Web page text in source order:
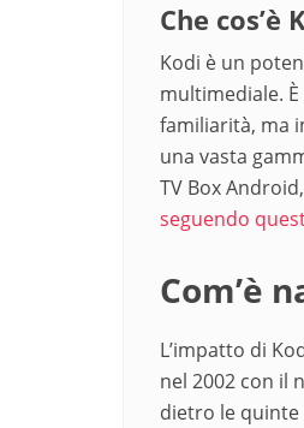
Che cos’è
Kodi è un
multimediale.
familiarità, ma
una vasta
TV Box
seguendo
Com’è
L’impatto di
nel 2002 con il
dietro le quinte